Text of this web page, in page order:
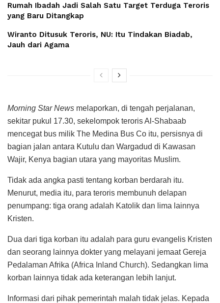
Rumah Ibadah Jadi Salah Satu Target Terduga Teroris
yang Baru Ditangkap
Wiranto Ditusuk Teroris, NU: Itu Tindakan Biadab,
Jauh dari Agama
Morning Star News melaporkan, di tengah perjalanan,
sekitar pukul 17.30, sekelompok teroris Al-Shabaab
mencegat bus milik The Medina Bus Co itu, persisnya di
bagian jalan antara Kutulu dan Wargadud di Kawasan
Wajir, Kenya bagian utara yang mayoritas Muslim.
Tidak ada angka pasti tentang korban berdarah itu.
Menurut, media itu, para teroris membunuh delapan
penumpang: tiga orang adalah Katolik dan lima lainnya
Kristen.
Dua dari tiga korban itu adalah para guru evangelis Kristen
dan seorang lainnya dokter yang melayani jemaat Gereja
Pedalaman Afrika (Africa Inland Church). Sedangkan lima
korban lainnya tidak ada keterangan lebih lanjut.
Informasi dari pihak pemerintah malah tidak jelas. Kepada